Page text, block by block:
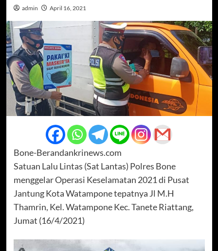
admin April 16, 2021
Bone-Berandankrinews.com
Satuan Lalu Lintas (Sat Lantas) Polres Bone
menggelar Operasi Keselamatan 2021 di Pusat
Jantung Kota Watampone tepatnya Jl M.H
Thamrin, Kel. Watampone Kec. Tanete Riattang,
Jumat (16/4/2021)